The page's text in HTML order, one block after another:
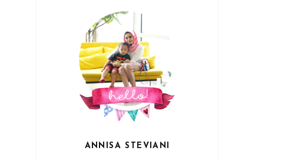
ANNISA STEVIANI